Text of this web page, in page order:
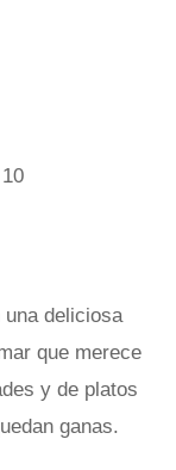
deliciosa
que merece
y de platos
ganas.